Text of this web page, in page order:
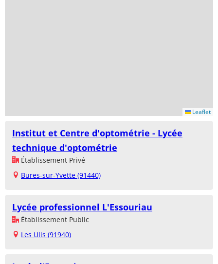
Leaflet
Institut et Centre d'optométrie - Lycée
technique d'optométrie
Établissement Privé
Bures-sur-Yvette (91440)
Lycée professionnel L'Essouriau
Établissement Public
Les Ulis (91940)